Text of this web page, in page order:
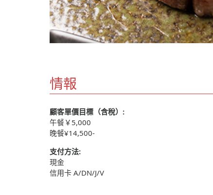
情報
顧客單價目標（含稅）:
午餐￥5,000
晚餐¥14,500-
支付方法:
現金
信用卡 A/DN/J/V